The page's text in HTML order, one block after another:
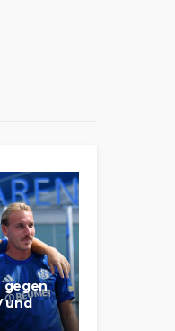
gegen
und